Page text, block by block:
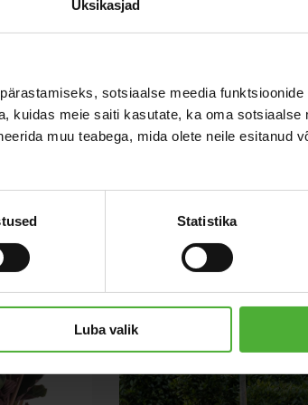
Üksikasjad
sotsiaalse meedia
kuidas meie saiti kasutate, ka oma sotsiaalse
muu teabega, mida olete neile esitanud
Statistika
Luba valik